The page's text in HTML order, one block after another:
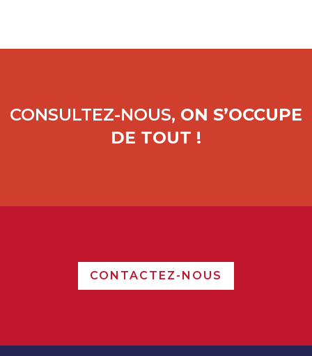
CONSULTEZ-NOUS, ON S’OCCUPE
DE TOUT !
CONTACTEZ-NOUS